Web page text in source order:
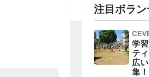
注目ボラ
学
テ
広
集！